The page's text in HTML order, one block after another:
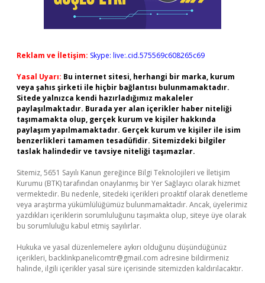
Reklam ve İletişim: Skype: live:.cid.575569c608265c69
Yasal Uyarı: Bu internet sitesi, herhangi bir marka, kurum
veya şahıs şirketi ile hiçbir bağlantısı bulunmamaktadır.
Sitede yalnızca kendi hazırladığımız makaleler
paylaşılmaktadır. Burada yer alan içerikler haber niteliği
taşımamakta olup, gerçek kurum ve kişiler hakkında
paylaşım yapılmamaktadır. Gerçek kurum ve kişiler ile isim
benzerlikleri tamamen tesadüfidir. Sitemizdeki bilgiler
taslak halindedir ve tavsiye niteliği taşımazlar.
Sitemiz, 5651 Sayılı Kanun gereğince Bilgi Teknolojileri ve İletişim
Kurumu (BTK) tarafından onaylanmış bir Yer Sağlayıcı olarak hizmet
vermektedir. Bu nedenle, sitedeki içerikleri proaktif olarak denetleme
veya araştırma yükümlülüğümüz bulunmamaktadır. Ancak, üyelerimiz
yazdıkları içeriklerin sorumluluğunu taşımakta olup, siteye üye olarak
bu sorumluluğu kabul etmiş sayılırlar.
Hukuka ve yasal düzenlemelere aykırı olduğunu düşündüğünüz
içerikleri, backlinkpanelicomtr@gmail.com adresine bildirmeniz
halinde, ilgili içerikler yasal süre içerisinde sitemizden kaldırılacaktır.